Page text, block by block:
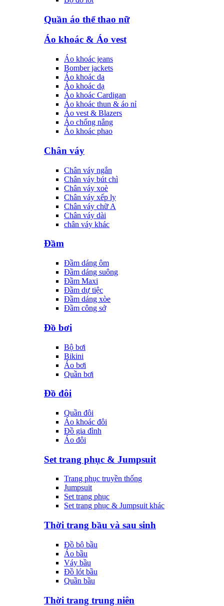
Quần áo thể thao nữ
Áo khoác & Áo vest
Áo khoác jeans
Bomber jackets
Áo khoác da
Áo khoác dạ
Áo khoác Cardigan
Áo khoác thun & áo nỉ
Áo vest & Blazers
Áo chống nắng
Áo khoác phao
Chân váy
Chân váy ngắn
Chân váy bút chì
Chân váy xoè
Chân váy xếp ly
Chân váy chữ A
Chân váy dài
chân váy khác
Đầm
Đầm dáng ôm
Đầm dáng suông
Đầm Maxi
Đầm dự tiệc
Đầm dáng xòe
Đầm công sở
Đồ bơi
Bộ bơi
Bikini
Áo bơi
Quần bơi
Đồ đôi
Quần đôi
Áo khoác đôi
Đồ gia đình
Áo đôi
Set trang phục & Jumpsuit
Trang phục truyền thống
Jumpsuit
Set trang phục
Set trang phục & Jumpsuit khác
Thời trang bầu và sau sinh
Đồ bộ bầu
Áo bầu
Váy bầu
Đồ lót bầu
Quần bầu
Thời trang trung niên